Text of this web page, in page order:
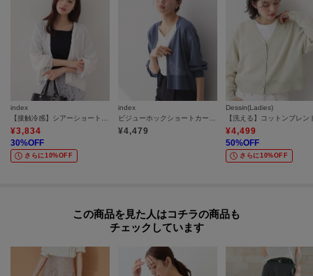
index
¥3,834
30%OFF
さらに10%OFF
index
¥4,479
Dessin(Ladies)
¥4,499
50%OFF
さらに10%OFF
この商品を見た人はコチラの商品も
チェックしています